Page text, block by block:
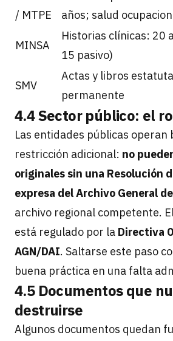
/ MTPE
años; salud
MINSA
Historias clínicas: 20
15 pasivo)
SMV
Actas y libros
permanente
4.4 Sector público: el
Las entidades públicas operan
restricción adicional: no
originales sin una Resolución
expresa del Archivo General
archivo regional competente.
está regulado por la Directiva
AGN/DAI. Saltarse este paso
buena práctica en una falta
4.5 Documentos que
destruirse
Algunos documentos quedan